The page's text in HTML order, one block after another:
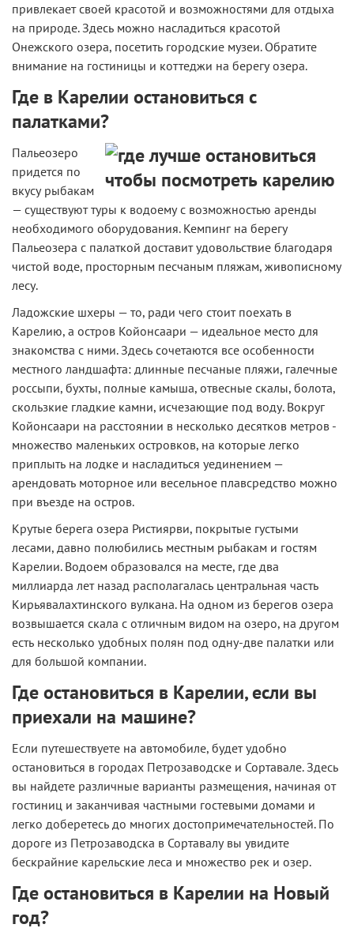
привлекает своей красотой и возможностями для отдыха
на природе. Здесь можно насладиться красотой
Онежского озера, посетить городские музеи. Обратите
внимание на гостиницы и коттеджи на берегу озера.
Где в Карелии остановиться с
палатками?
Пальеозеро
придется по
вкусу рыбакам
— существуют туры к водоему с возможностью аренды
необходимого оборудования. Кемпинг на берегу
Пальеозера с палаткой доставит удовольствие благодаря
чистой воде, просторным песчаным пляжам, живописному
лесу.
Ладожские шхеры — то, ради чего стоит поехать в
Карелию, а остров Койонсаари — идеальное место для
знакомства с ними. Здесь сочетаются все особенности
местного ландшафта: длинные песчаные пляжи, галечные
россыпи, бухты, полные камыша, отвесные скалы, болота,
скользкие гладкие камни, исчезающие под воду. Вокруг
Койонсаари на расстоянии в несколько десятков метров -
множество маленьких островков, на которые легко
приплыть на лодке и насладиться уединением —
арендовать моторное или весельное плавсредство можно
при въезде на остров.
Крутые берега озера Ристиярви, покрытые густыми
лесами, давно полюбились местным рыбакам и гостям
Карелии. Водоем образовался на месте, где два
миллиарда лет назад располагалась центральная часть
Кирьявалахтинского вулкана. На одном из берегов озера
возвышается скала с отличным видом на озеро, на другом
есть несколько удобных полян под одну-две палатки или
для большой компании.
Где остановиться в Карелии, если вы
приехали на машине?
Если путешествуете на автомобиле, будет удобно
остановиться в городах Петрозаводске и Сортавале. Здесь
вы найдете различные варианты размещения, начиная от
гостиниц и заканчивая частными гостевыми домами и
легко доберетесь до многих достопримечательностей. По
дороге из Петрозаводска в Сортавалу вы увидите
бескрайние карельские леса и множество рек и озер.
Где остановиться в Карелии на Новый
год?